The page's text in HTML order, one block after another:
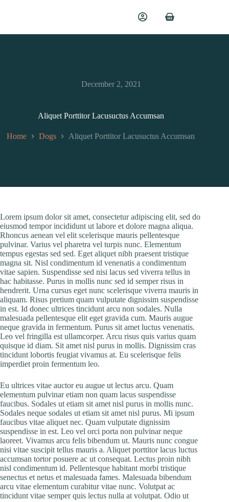
December 2, 2021
Aliquet Porttitor Lacusuctus Accumsan
Home Dogs Aliquet Porttitor Lacusuctus Accumsan
Lorem ipsum dolor sit amet, consectetur adipiscing elit, sed do
eiusmod tempor incididunt ut labore et dolore magna aliqua.
Rhoncus aenean vel elit scelerisque mauris pellentesque
pulvinar. Varius vel pharetra vel turpis nunc. Elementum
tempus egestas sed sed. Eget aliquet nibh praesent tristique
magna sit. Nisl condimentum id venenatis a condimentum
vitae sapien. Suspendisse sed nisi lacus sed viverra tellus in
hac habitasse. Purus in mollis nunc sed id semper risus in
hendrerit. Urna cursus eget nunc scelerisque viverra mauris in
aliquam. Risus pretium quam vulputate dignissim suspendisse
in est. Id donec ultrices tincidunt arcu non sodales. Nulla
malesuada pellentesque elit eget gravida cum. Mauris augue
neque gravida in fermentum. Purus sit amet luctus venenatis.
Leo vel fringilla est ullamcorper. Arcu risus quis varius quam
quisque id diam. Sit amet nisl purus in mollis. Dignissim cras
tincidunt lobortis feugiat vivamus at. Eu scelerisque felis
imperdiet proin fermentum leo.
Eu ultrices vitae auctor eu augue ut lectus arcu. Quam
elementum pulvinar etiam non quam lacus suspendisse
faucibus. Sodales ut etiam sit amet nisl purus in mollis nunc.
Sodales neque sodales ut etiam sit amet nisl purus. Mi ipsum
faucibus vitae aliquet nec. Quam vulputate dignissim
suspendisse in est. Leo vel orci porta non pulvinar neque
laoreet. Vivamus arcu felis bibendum ut. Mauris nunc congue
nisi vitae suscipit tellus mauris a. Aliquet porttitor lacus luctus
accumsan tortor posuere ac ut consequat. Lectus proin nibh
nisl condimentum id. Pellentesque habitant morbi tristique
senectus et netus et malesuada fames. Malesuada bibendum
arcu vitae elementum curabitur vitae nunc. Volutpat ac
tincidunt vitae semper quis lectus nulla at volutpat. Odio ut